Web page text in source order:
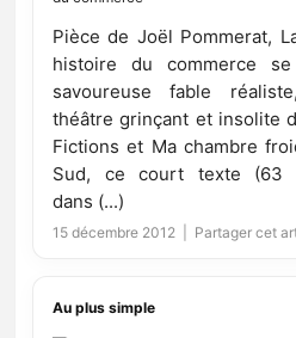
Pièce de Joël Pommerat,
histoire du commerce
savoureuse fable
théâtre grinçant et insolite
Fictions et Ma chambre
Sud, ce court texte (63
dans (...)
15 décembre 2012 | Partager cet
Au plus simple